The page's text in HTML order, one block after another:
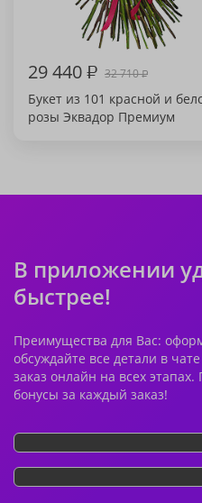
29 440₽ 32 710₽
Букет из 101 красной и
розы Эквадор Премиум
В приложении
быстрее!
Преимущества для Вас:
обсуждайте все детали в
заказ онлайн на всех
бонусы за каждый заказ!